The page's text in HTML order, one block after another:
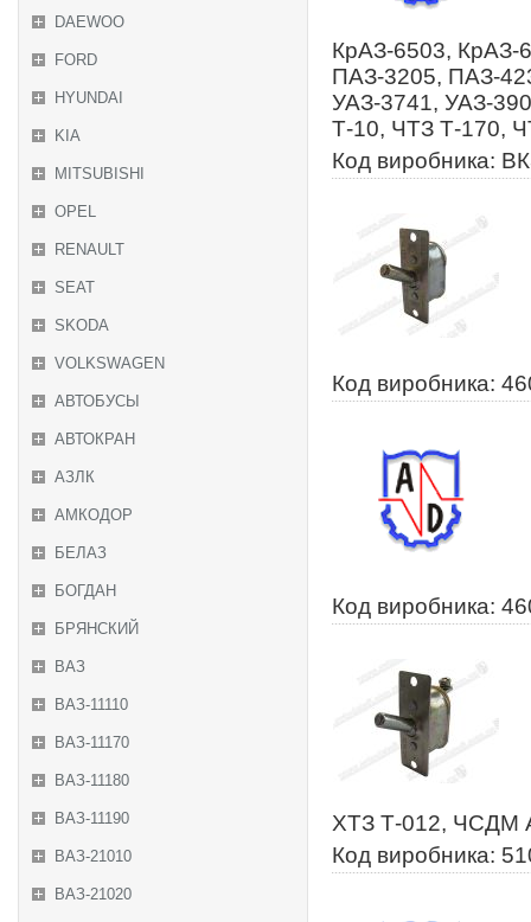
DAEWOO
FORD
HYUNDAI
KIA
MITSUBISHI
OPEL
RENAULT
SEAT
SKODA
VOLKSWAGEN
АВТОБУСЫ
АВТОКРАН
АЗЛК
АМКОДОР
БЕЛАЗ
БОГДАН
БРЯНСКИЙ
ВАЗ
ВАЗ-11110
ВАЗ-11170
ВАЗ-11180
ВАЗ-11190
ВАЗ-21010
ВАЗ-21020
КрАЗ-6503, КрАЗ-
ПАЗ-3205, ПАЗ-
УАЗ-3741, УАЗ-
Т-10, ЧТЗ Т-170,
Код виробника:
Код виробника:
Код виробника:
ХТЗ Т-012, ЧСДМ
Код виробника: